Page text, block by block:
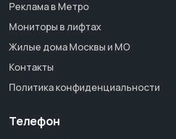
Реклама в Метро
Мониторы в лифтах
Жилые дома Москвы и МО
Контакты
Политика конфиденциальности
Телефон